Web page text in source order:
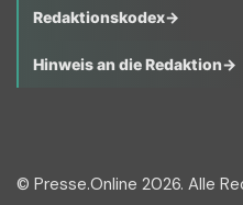
Redaktionskodex→
Hinweis an die Redaktion→
© Presse.Online 2026. Alle